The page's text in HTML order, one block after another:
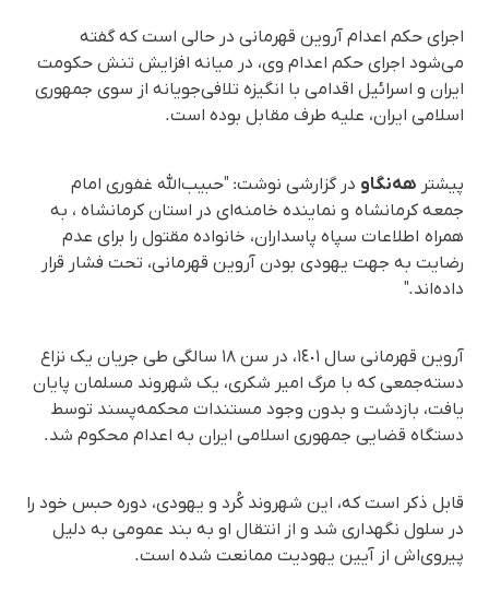
اجرای حکم اعدام آروین قهرمانی در حالی است که گفته
می‌شود اجرای حکم اعدام وی، در میانه افزایش تنش حکومت
ایران و اسرائیل اقدامی با انگیزه تلافی‌جویانه از سوی جمهوری
اسلامی ایران، علیه طرف مقابل بوده است.
پیشتر هه‌نگاو در گزارشی نوشت: "حبیب‌الله غفوری امام
جمعه کرمانشاه و نماینده خامنه‌ای در استان کرمانشاه ، به
همراه اطلاعات سپاه پاسداران، خانواده مقتول را برای عدم
رضایت به جهت یهودی بودن آروین قهرمانی، تحت فشار قرار
داده‌اند."
آروین قهرمانی سال ١٤٠١، در سن ١٨ سالگی طی جریان یک نزاع
دسته‌جمعی که با مرگ امیر شکری، یک شهروند مسلمان پایان
یافت، بازدشت و بدون وجود مستندات محکمه‌پسند توسط
دستگاه قضایی جمهوری اسلامی ایران به اعدام محکوم شد.
قابل ذکر است که، این شهروند کُرد و یهودی، دوره حبس خود را
در سلول نگهداری شد و از انتقال او به بند عمومی به دلیل
پیروی‌اش از آیین یهودیت ممانعت شده است.